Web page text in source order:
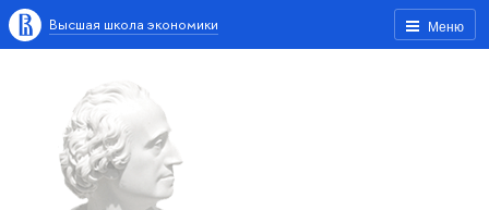
Меню
Высшая школа экономики